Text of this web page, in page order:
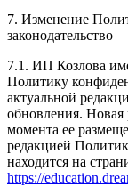
7. Изменение
законодательство
7.1. ИП Козлова
Политику
актуальной
обновления. Новая
момента ее
редакцией
находится на
https://